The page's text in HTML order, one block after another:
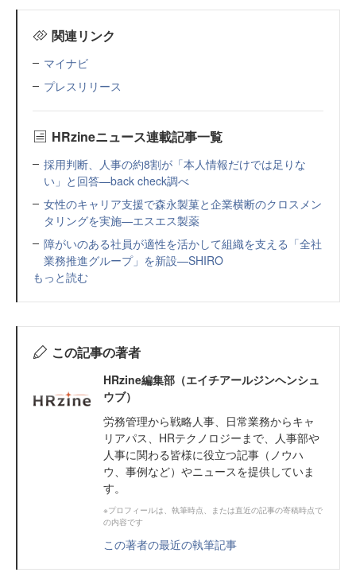
関連リンク
マイナビ
プレスリリース
HRzineニュース連載記事一覧
採用判断、人事の約8割が「本人情報だけでは足りな
い」と回答—back check調べ
女性のキャリア支援で森永製菓と企業横断のクロスメン
タリングを実施—エスエス製薬
障がいのある社員が適性を活かして組織を支える「全社
業務推進グループ」を新設—SHIRO
もっと読む
この記事の著者
HRzine編集部（エイチアールジンヘンシュ
ウブ）
労務管理から戦略人事、日常業務からキャ
リアパス、HRテクノロジーまで、人事部や
人事に関わる皆様に役立つ記事（ノウハ
ウ、事例など）やニュースを提供していま
す。
※プロフィールは、執筆時点、または直近の記事の寄稿時点で
の内容です
この著者の最近の執筆記事